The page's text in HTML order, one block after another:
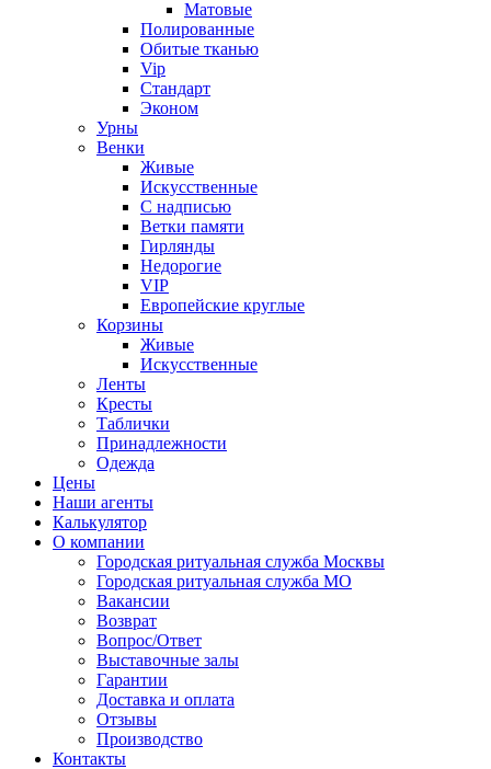
Матовые
Полированные
Обитые тканью
Vip
Стандарт
Эконом
Урны
Венки
Живые
Искусственные
С надписью
Ветки памяти
Гирлянды
Недорогие
VIP
Европейские круглые
Корзины
Живые
Искусственные
Ленты
Кресты
Таблички
Принадлежности
Одежда
Цены
Наши агенты
Калькулятор
О компании
Городская ритуальная служба Москвы
Городская ритуальная служба МО
Вакансии
Возврат
Вопрос/Ответ
Выставочные залы
Гарантии
Доставка и оплата
Отзывы
Производство
Контакты